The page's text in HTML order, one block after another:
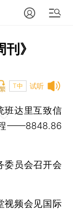
》
试听
T中
达里互致信
——8848.86
员会召开会
频会见国际